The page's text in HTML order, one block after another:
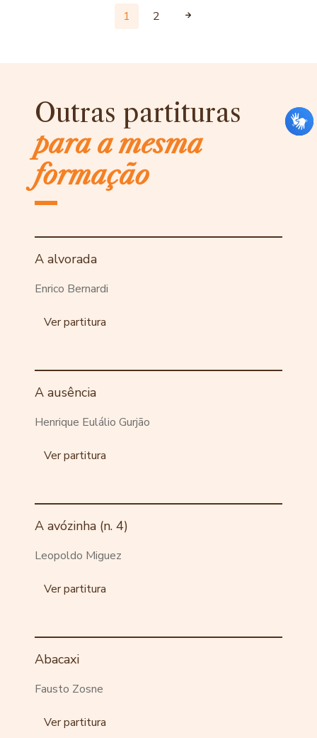
1 2
Outras partituras
para a mesma
formação
A alvorada
Enrico Bernardi
Ver partitura
A ausência
Henrique Eulálio Gurjão
Ver partitura
A avózinha (n. 4)
Leopoldo Miguez
Ver partitura
Abacaxi
Fausto Zosne
Ver partitura